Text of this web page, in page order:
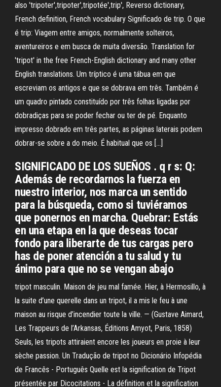
also 'tripoter',tripoter',tripotée',trip', Reverso dictionary,
French definition, French vocabulary Significado de trip. O que
é trip: Viagem entre amigos, normalmente solteiros,
aventureiros e em busca de muita diversão. Translation for
'tripot' in the free French-English dictionary and many other
English translations. Um tríptico é uma tábua em que
escreviam os antigos e que se dobrava em três. Também é
um quadro pintado constituído por três folhas ligadas por
dobradiças para se poder fechar ou ter de pé. Enquanto
impresso dobrado em três partes, as páginas laterais podem
dobrar-se sobre a do meio. É habitual que os […]
SIGNIFICADO DE LOS SUEÑOS . q r s: Q:
Además de recordarnos la fuerza en
nuestro interior, nos marca un sentido
para la búsqueda, como si tuviéramos
que ponernos en marcha. Quebrar: Estás
en una etapa en la que deseas tocar
fondo para liberarte de tus cargas pero
has de poner atención a tu salud y tu
ánimo para que no se vengan abajo
tripot masculin. Maison de jeu mal famée. Hier, à Hermosillo, à
la suite d’une querelle dans un tripot, il a mis le feu à une
maison au risque d’incendier toute la ville. — (Gustave Aimard,
Les Trappeurs de l’Arkansas, Éditions Amyot, Paris, 1858)
Seuls, les tripots attiraient encore les joueurs en proie à leur
sèche passion. Un Tradução de tripot no Dicionário Infopédia
de Francês - Português Quelle est la signification de Tripot
présentée par Dicocitations - La définition et la signification